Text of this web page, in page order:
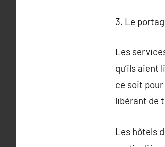
3. Le
Les
qu’ils aient
ce soit
libérant de
Les hôtels